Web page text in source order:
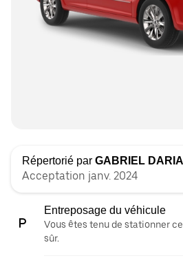
Répertorié par GABRIEL
Acceptation janv. 2024
Entreposage du véhicule
Vous êtes tenu de stationner
sûr.